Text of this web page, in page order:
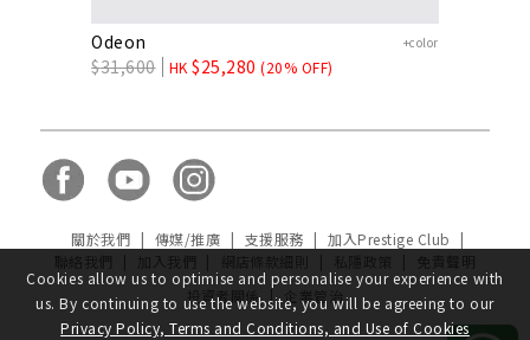
Odeon +color
$31,600 HK$25,280 (20% OFF)
關於我們 | 傳媒/推廣 | 支援服務 | 加入Prestige Club
|
投資者關係
|
Cookies allow us to optimise and personalise your experience with
us. By continuing to use the website, you will be agreeing to our
Privacy Policy, Terms and Conditions, and Use of Cookies